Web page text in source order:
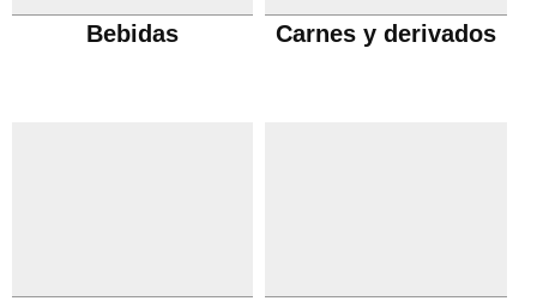
Bebidas Carnes y derivados